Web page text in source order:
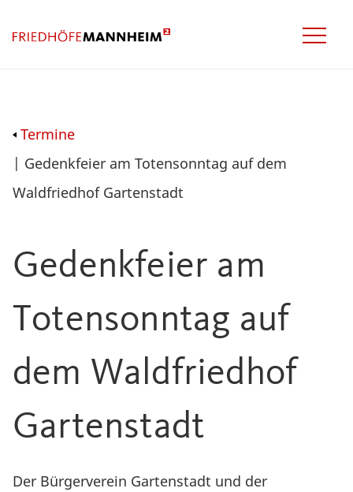
Termine
| Gedenkfeier am Totensonntag auf dem
Waldfriedhof Gartenstadt
Gedenkfeier am
Totensonntag auf
dem Waldfriedhof
Gartenstadt
Der Bürgerverein Gartenstadt und der